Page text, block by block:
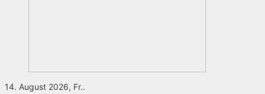
14. August 2026, Fr..